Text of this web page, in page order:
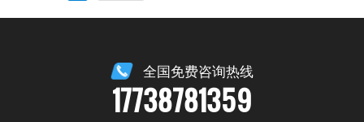
全国免费咨询热线
17738781359